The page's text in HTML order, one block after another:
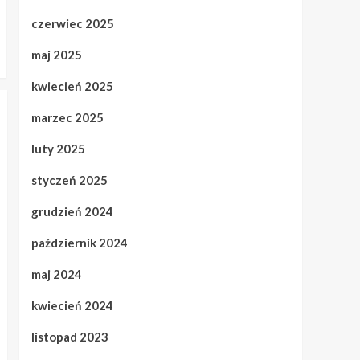
czerwiec 2025
maj 2025
kwiecień 2025
marzec 2025
luty 2025
styczeń 2025
grudzień 2024
październik 2024
maj 2024
kwiecień 2024
listopad 2023